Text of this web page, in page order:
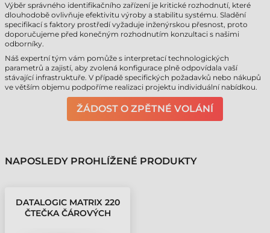
Výběr správného identifikačního zařízení je kritické rozhodnutí, které
dlouhodobě ovlivňuje efektivitu výroby a stabilitu systému. Sladění
specifikací s faktory prostředí vyžaduje inženýrskou přesnost, proto
doporučujeme před konečným rozhodnutím konzultaci s našimi
odborníky.
Náš expertní tým vám pomůže s interpretací technologických
parametrů a zajistí, aby zvolená konfigurace plně odpovídala vaší
stávající infrastruktuře. V případě specifických požadavků nebo nákupů
ve větším objemu podpoříme realizaci projektu individuální nabídkou.
ŽÁDOST O ZPĚTNÉ VOLÁNÍ
NAPOSLEDY PROHLÍŽENÉ PRODUKTY
DATALOGIC MATRIX 220
ČTEČKA ČÁROVÝCH